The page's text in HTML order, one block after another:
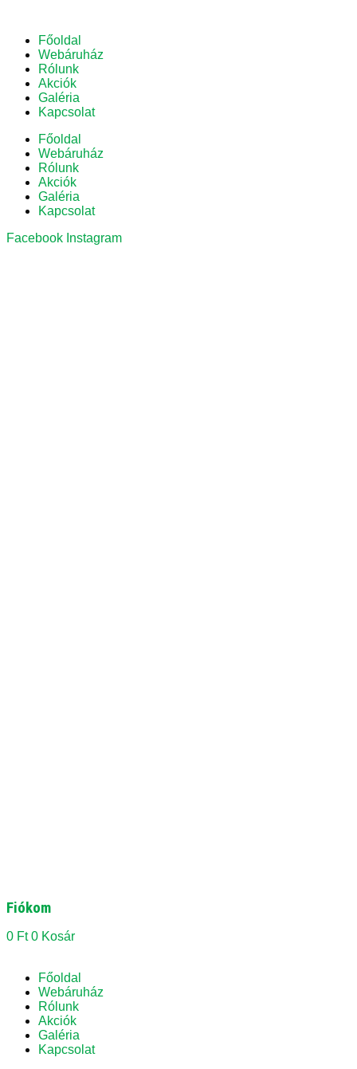
Főoldal
Webáruház
Rólunk
Akciók
Galéria
Kapcsolat
Főoldal
Webáruház
Rólunk
Akciók
Galéria
Kapcsolat
Facebook Instagram
Fiókom
0 Ft 0 Kosár
Főoldal
Webáruház
Rólunk
Akciók
Galéria
Kapcsolat